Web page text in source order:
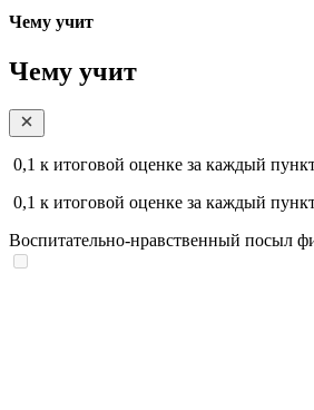
Чему учит
Чему учит
0,1 к итоговой оценке за каждый
0,1 к итоговой оценке за каждый
Воспитательно-нравственный посыл